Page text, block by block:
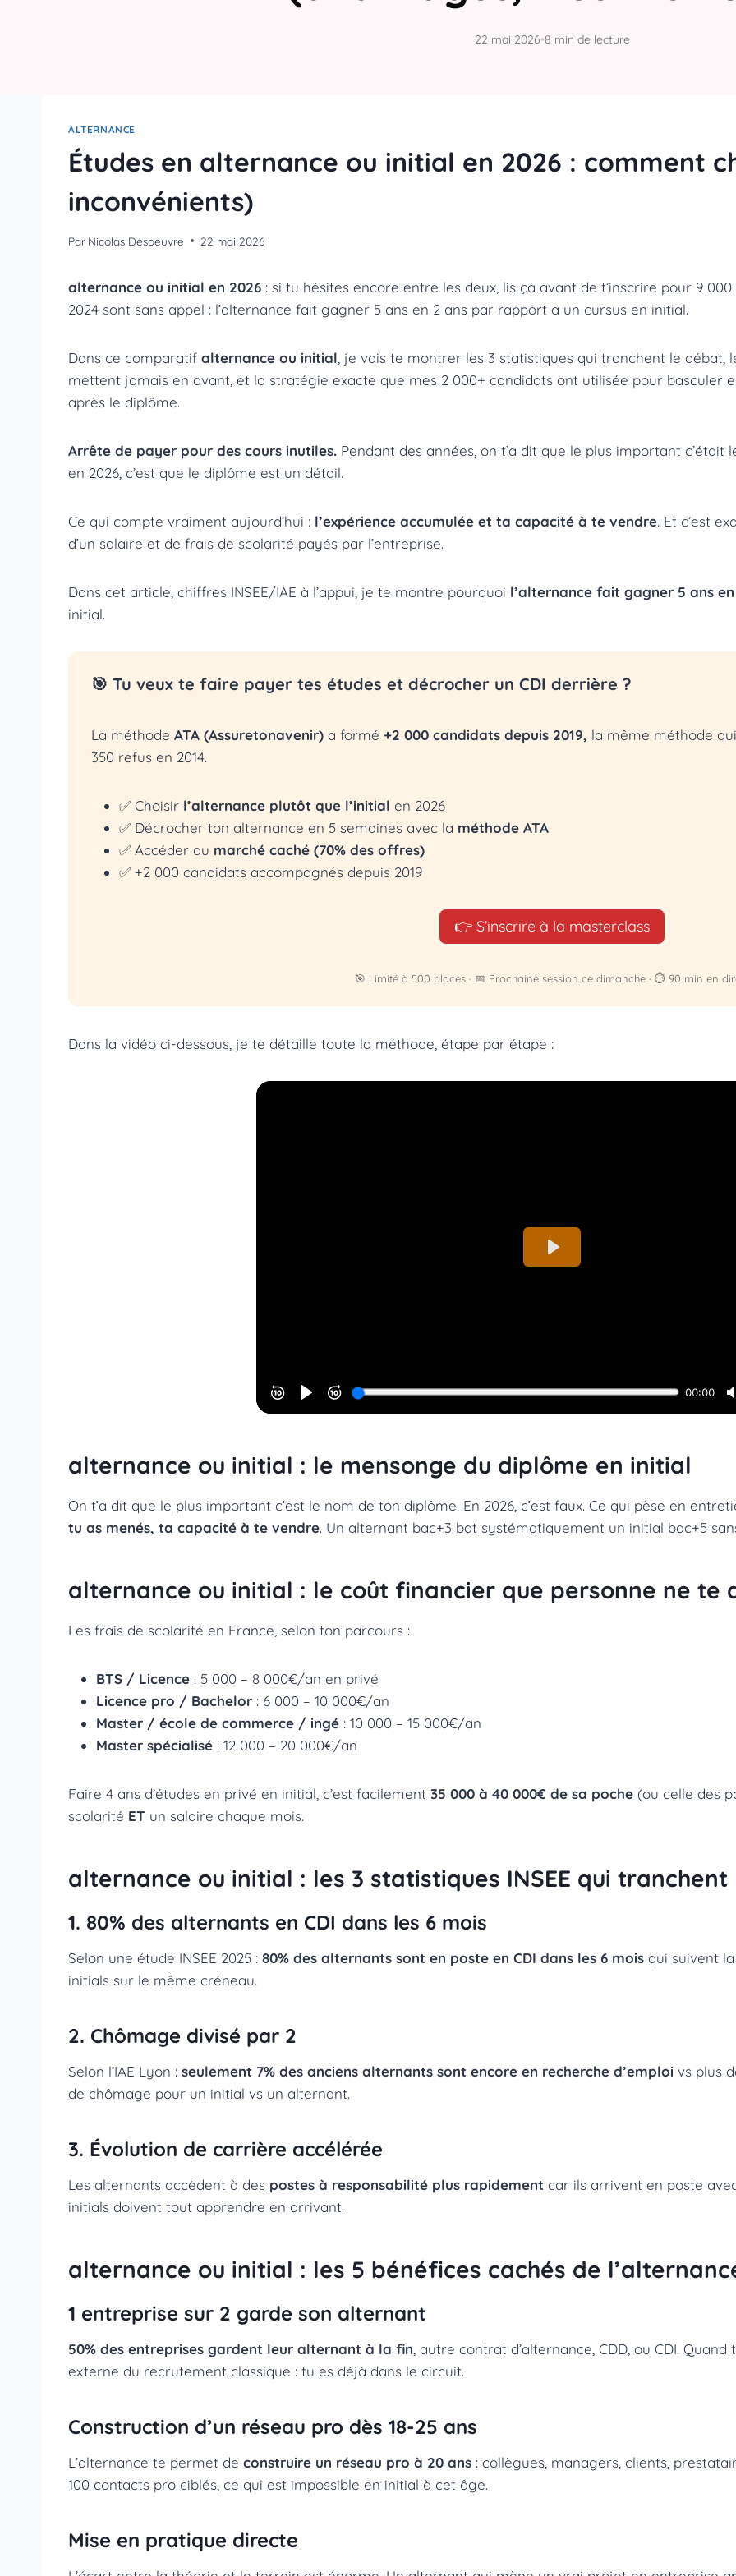
22 mai 2026•8 min de lecture
ALTERNANCE
Études en alternance ou initial en 2026 : comment
inconvénients)
Par Nicolas Desoeuvre 22 mai 2026
alternance ou initial en 2026 : si tu hésites encore entre les deux, lis ça avant de t’inscrire pour 9
2024 sont sans appel : l’alternance fait gagner 5 ans en 2 ans par rapport à un cursus en initial.
Dans ce comparatif alternance ou initial , je vais te montrer les 3 statistiques qui tranchent le débat,
mettent jamais en avant, et la stratégie exacte que mes 2 000+ candidats ont utilisée pour basculer
après le diplôme.
Arrête de payer pour des cours inutiles. Pendant des années, on t’a dit que le plus important
en 2026, c’est que le diplôme est un détail.
Ce qui compte vraiment aujourd’hui : l’expérience accumulée et ta capacité à te vendre. Et c’est
d’un salaire et de frais de scolarité payés par l’entreprise.
Dans cet article, chiffres INSEE/IAE à l’appui, je te montre pourquoi l’alternance fait gagner 5 ans
initial.
🎯 Tu veux te faire payer tes études et décrocher un CDI derrière ?
La méthode ATA (Assuretonavenir) a formé +2 000 candidats depuis 2019, la même méthode
350 refus en 2014.
✅ Choisir l’alternance plutôt que l’initial en 2026
✅ Décrocher ton alternance en 5 semaines avec la méthode ATA
✅ Accéder au marché caché (70% des offres)
✅ +2 000 candidats accompagnés depuis 2019
👉 S’inscrire à la masterclass
🎯 Limité à 500 places · 📅 Prochaine session ce dimanche · ⏱️ 90 min en
Dans la vidéo ci-dessous, je te détaille toute la méthode, étape par étape :
alternance ou initial : le mensonge du diplôme en initial
On t’a dit que le plus important c’est le nom de ton diplôme. En 2026, c’est faux. Ce qui pèse en
tu as menés, ta capacité à te vendre. Un alternant bac+3 bat systématiquement un initial bac+5
alternance ou initial : le coût financier que personne ne te
Les frais de scolarité en France, selon ton parcours :
BTS / Licence : 5 000 – 8 000€/an en privé
Licence pro / Bachelor : 6 000 – 10 000€/an
Master / école de commerce / ingé : 10 000 – 15 000€/an
Master spécialisé : 12 000 – 20 000€/an
Faire 4 ans d’études en privé en initial, c’est facilement 35 000 à 40 000€ de sa poche (ou celle des
scolarité ET un salaire chaque mois.
alternance ou initial : les 3 statistiques INSEE qui
1. 80% des alternants en CDI dans les 6 mois
Selon une étude INSEE 2025 : 80% des alternants sont en poste en CDI dans les 6 mois qui suivent
initials sur le même créneau.
2. Chômage divisé par 2
Selon l’IAE Lyon : seulement 7% des anciens alternants sont encore en recherche d’emploi vs plus
de chômage pour un initial vs un alternant.
3. Évolution de carrière accélérée
Les alternants accèdent à des postes à responsabilité plus rapidement car ils arrivent en poste
initials doivent tout apprendre en arrivant.
alternance ou initial : les 5 bénéfices cachés de
1 entreprise sur 2 garde son alternant
50% des entreprises gardent leur alternant à la fin , autre contrat d’alternance, CDD, ou CDI.
externe du recrutement classique : tu es déjà dans le circuit.
Construction d’un réseau pro dès 18-25 ans
L’alternance te permet de construire un réseau pro à 20 ans : collègues, managers, clients,
100 contacts pro ciblés, ce qui est impossible en initial à cet âge.
Mise en pratique directe